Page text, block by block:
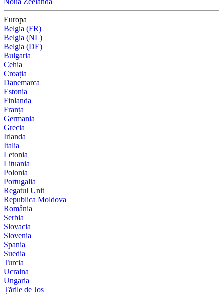
Europa
Belgia (FR)
Belgia (NL)
Belgia (DE)
Bulgaria
Cehia
Croația
Danemarca
Estonia
Finlanda
Franța
Germania
Grecia
Irlanda
Italia
Letonia
Lituania
Polonia
Portugalia
Regatul Unit
Republica Moldova
România
Serbia
Slovacia
Slovenia
Spania
Suedia
Turcia
Ucraina
Ungaria
Țările de Jos